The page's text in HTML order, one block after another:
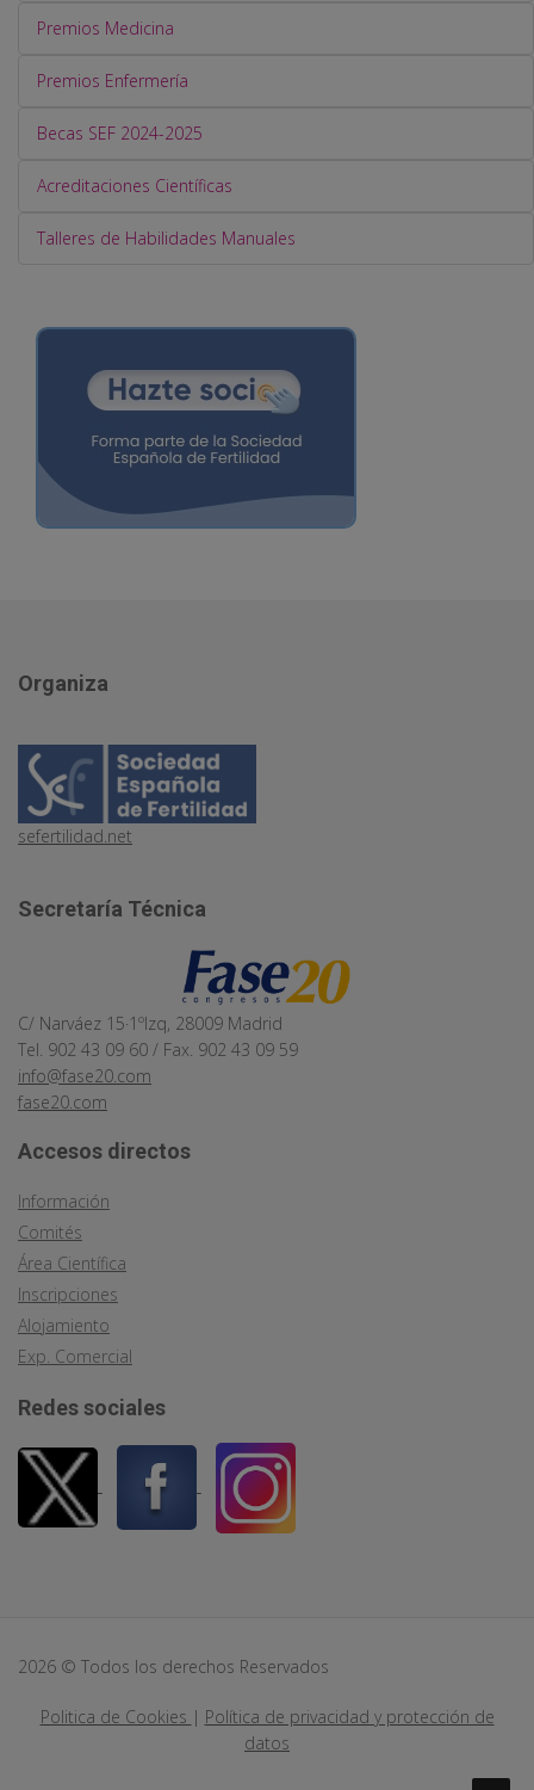
Premios Medicina
Premios Enfermería
Becas SEF 2024-2025
Acreditaciones Científicas
Talleres de Habilidades Manuales
Organiza
sefertilidad.net
Secretaría Técnica
C/ Narváez 15·1ºIzq, 28009 Madrid
Tel. 902 43 09 60 / Fax. 902 43 09 59
info@fase20.com
fase20.com
Accesos directos
Información
Comités
Área Científica
Inscripciones
Alojamiento
Exp. Comercial
Redes sociales
2026 © Todos los derechos Reservados
Politica de Cookies | Política de privacidad y protección de
datos